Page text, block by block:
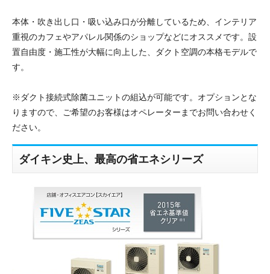
本体・吹き出し口・吸い込み口が分離しているため、インテリア
重視のカフェやアパレル関係のショップなどにオススメです。設
置自由度・施工性が大幅に向上した、ダクト空調の本格モデルで
す。
※ダクト接続式除菌ユニットの組込が可能です。オプションとな
りますので、ご希望のお客様はオペレーターまでお問い合わせく
ださい。
ダイキン史上、最高の省エネシリーズ